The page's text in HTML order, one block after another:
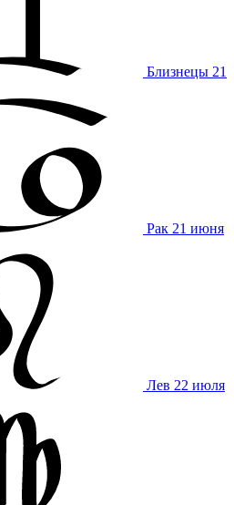
Близнецы 21
Рак 21 июня
Лев 22 июля